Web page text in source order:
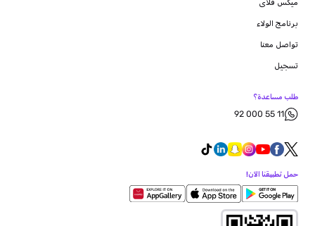
ميكس فلاى
برنامج الولاء
تواصل معنا
تسجيل
طلب مساعدة؟
92 000 55 11
حمل تطبيقنا الآن!